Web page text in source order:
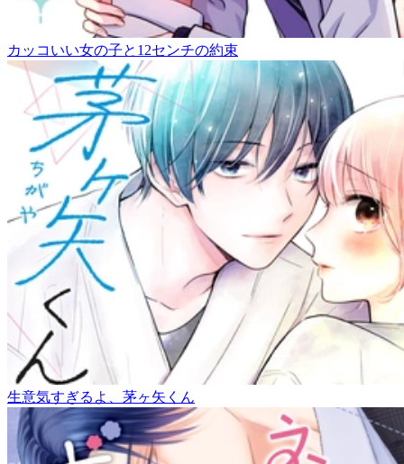
カッコいい女の子と12センチの約束
生意気すぎるよ、茅ヶ矢くん